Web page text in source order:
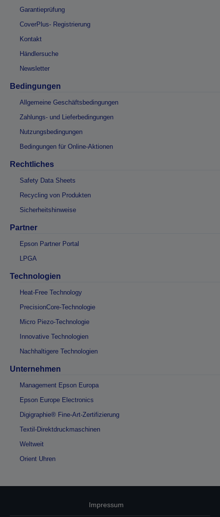
Garantieprüfung
CoverPlus- Registrierung
Kontakt
Händlersuche
Newsletter
Bedingungen
Allgemeine Geschäftsbedingungen
Zahlungs- und Lieferbedingungen
Nutzungsbedingungen
Bedingungen für Online-Aktionen
Rechtliches
Safety Data Sheets
Recycling von Produkten
Sicherheitshinweise
Partner
Epson Partner Portal
LPGA
Technologien
Heat-Free Technology
PrecisionCore-Technologie
Micro Piezo-Technologie
Innovative Technologien
Nachhaltigere Technologien
Unternehmen
Management Epson Europa
Epson Europe Electronics
Digigraphie® Fine-Art-Zertifizierung
Textil-Direktdruckmaschinen
Weltweit
Orient Uhren
Impressum